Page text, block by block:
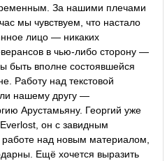
За нашими плечами
мы чувствуем, что настало
лицо — никаких
в чью-либо сторону —
быть вполне состоявшейся
Работу над текстовой
нашему другу —
Арустамьяну. Георгий уже
он с завидным
над новым материалом,
Ещё хочется выразить